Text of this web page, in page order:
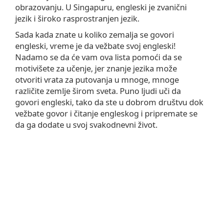
obrazovanju. U Singapuru, engleski je zvanični
jezik i široko rasprostranjen jezik.
Sada kada znate u koliko zemalja se govori
engleski, vreme je da vežbate svoj engleski!
Nadamo se da će vam ova lista pomoći da se
motivišete za učenje, jer znanje jezika može
otvoriti vrata za putovanja u mnoge, mnoge
različite zemlje širom sveta. Puno ljudi uči da
govori engleski, tako da ste u dobrom društvu dok
vežbate govor i čitanje engleskog i pripremate se
da ga dodate u svoj svakodnevni život.